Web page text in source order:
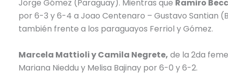
Jorge Gómez (Paraguay). Mientras que Ramiro
por 6-3 y 6-4 a Joao Centenaro – Gustavo Santian
también frente a los paraguayos Ferriol y Gómez.
Marcela Mattioli y Camila Negrete, de la 2da
Mariana Nieddu y Melisa Bajinay por 6-0 y 6-2.